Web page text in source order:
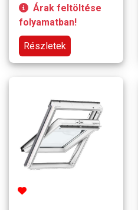
Árak feltöltése
folyamatban!
Részletek